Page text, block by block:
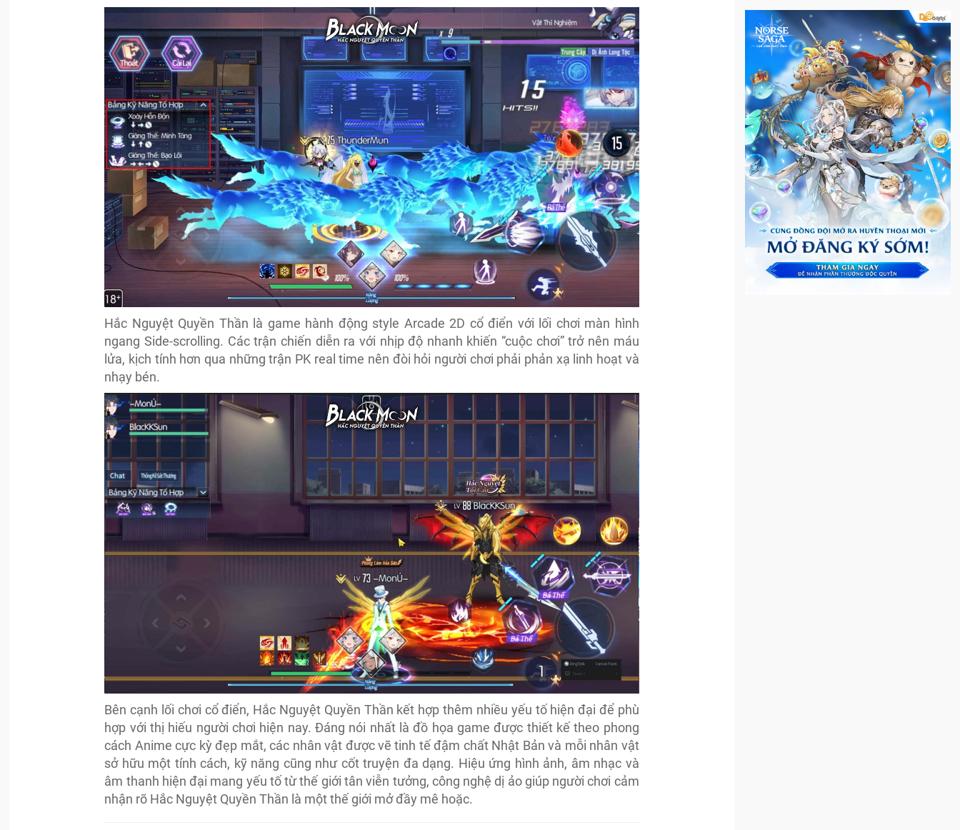
Hắc Nguyệt Quyền Thần là game hành động style Arcade 2D cổ điển với lối chơi màn hình
ngang Side-scrolling. Các trận chiến diễn ra với nhịp độ nhanh khiến “cuộc chơi” trở nên máu
lửa, kịch tính hơn qua những trận PK real time nên đòi hỏi người chơi phải phản xạ linh hoạt và
nhạy bén.
Bên cạnh lối chơi cổ điển, Hắc Nguyệt Quyền Thần kết hợp thêm nhiều yếu tố hiện đại để phù
hợp với thị hiếu người chơi hiện nay. Đáng nói nhất là đồ họa game được thiết kế theo phong
cách Anime cực kỳ đẹp mắt, các nhân vật được vẽ tinh tế đậm chất Nhật Bản và mỗi nhân vật
sở hữu một tính cách, kỹ năng cũng như cốt truyện đa dạng. Hiệu ứng hình ảnh, âm nhạc và
âm thanh hiện đại mang yếu tố từ thế giới tân viễn tưởng, công nghệ dị ảo giúp người chơi cảm
nhận rõ Hắc Nguyệt Quyền Thần là một thế giới mở đầy mê hoặc.